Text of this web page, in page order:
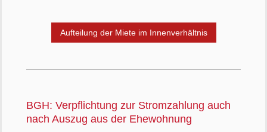
Aufteilung der Miete im Innenverhältnis
BGH: Verpflichtung zur Stromzahlung auch
nach Auszug aus der Ehewohnung